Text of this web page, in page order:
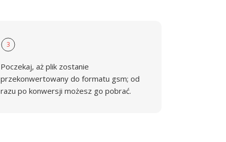
3
Poczekaj, aż plik zostanie
przekonwertowany do formatu gsm; od
razu po konwersji możesz go pobrać.